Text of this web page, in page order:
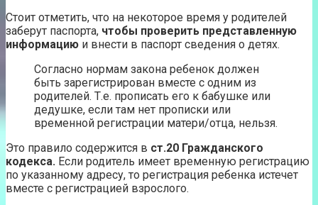
Стоит отметить, что на некоторое время у родителей
заберут паспорта, чтобы проверить представленную
информацию и внести в паспорт сведения о детях.
Согласно нормам закона ребенок должен
быть зарегистрирован вместе с одним из
родителей. Т.е. прописать его к бабушке или
дедушке, если там нет прописки или
временной регистрации матери/отца, нельзя.
Это правило содержится в ст.20 Гражданского
кодекса. Если родитель имеет временную регистрацию
по указанному адресу, то регистрация ребенка истечет
вместе с регистрацией взрослого.